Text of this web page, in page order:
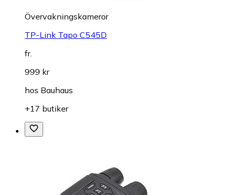
Övervakningskameror
TP-Link Tapo C545D
fr.
999 kr
hos Bauhaus
+17 butiker